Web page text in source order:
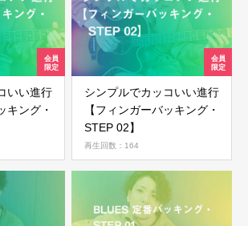
いい進行
キング・
シンプルでカッコいい進行
【フィンガーバッキング・
STEP 02】
再生回数：164